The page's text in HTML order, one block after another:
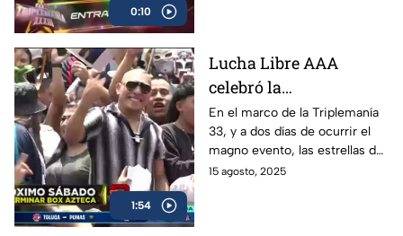
0:10
1:54
Lucha Libre AAA
celebró la
peregrinación 2025,
previo a la Triplemanía
En el marco de la Triplemanía
33, y a dos días de ocurrir el
magno evento, las estrellas de
la AAA celebraron la tradicional
15 agosto, 2025